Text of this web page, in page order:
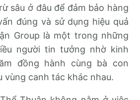
sâu ở đâu để đảm bảo hàng
đúng và sử dụng hiệu quả
Group là một trong những
người tin tưởng nhờ kinh
đồng hành cùng bà con
vùng canh tác khác nhau.